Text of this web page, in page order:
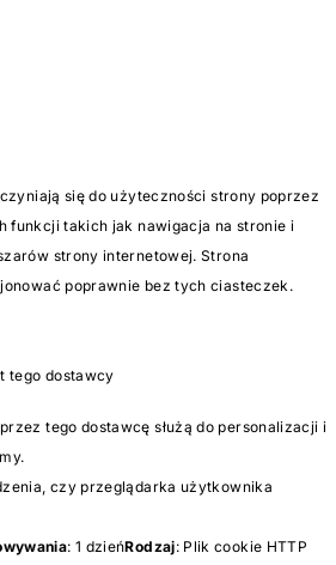
się do użyteczności strony poprzez
funkcji takich jak nawigacja na stronie i
strony internetowej. Strona
poprawnie bez tych ciasteczek.
tego dostawcy
tego dostawcę służą do personalizacji i
czy przeglądarka użytkownika
: 1 dzieńRodzaj: Plik cookie HTTP